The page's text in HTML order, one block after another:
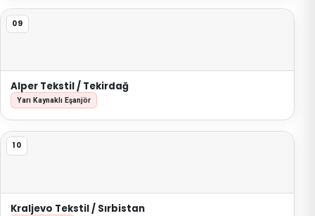
09
Alper Tekstil / Tekirdağ
Yarı Kaynaklı Eşanjör
10
Kraljevo Tekstil / Sırbistan